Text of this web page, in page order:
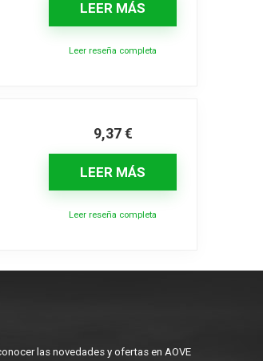
LEER MÁS
Leer reseña completa
9,37 €
LEER MÁS
Leer reseña completa
las novedades y ofertas en AOVE